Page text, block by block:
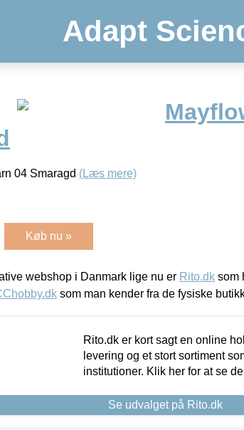
Adapt
04 Smaragd (Læs mere)
Køb nu »
webshop i Danmark lige nu er Rito.dk som
som man kender fra de fysiske
Rito.dk er kort sagt en online
levering og et stort sortiment
institutioner. Klik her for at se
Se udvalget på Rito.dk